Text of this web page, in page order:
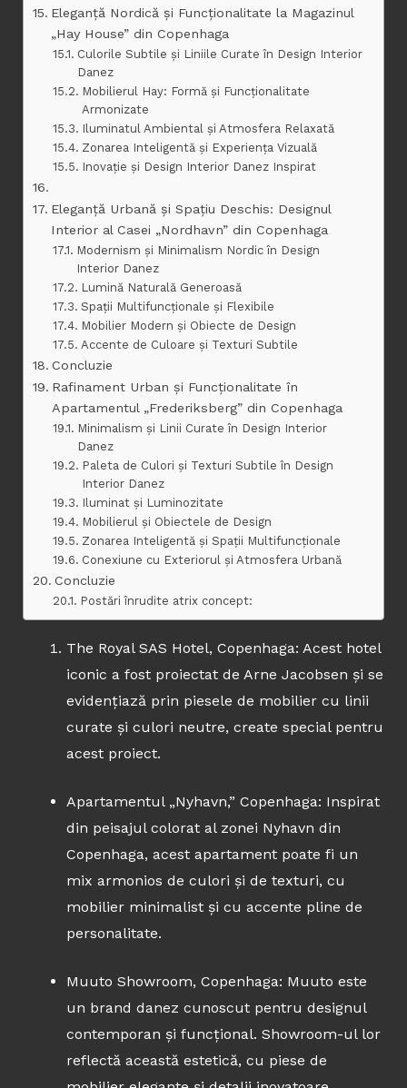
Eleganță Nordică și Funcționalitate la Magazinul
„Hay House” din Copenhaga
Culorile Subtile și Liniile Curate în Design Interior
Danez
Mobilierul Hay: Formă și Funcționalitate
Armonizate
Iluminatul Ambiental și Atmosfera Relaxată
Zonarea Inteligentă și Experiența Vizuală
Inovație și Design Interior Danez Inspirat
Eleganță Urbană și Spațiu Deschis: Designul
Interior al Casei „Nordhavn” din Copenhaga
Modernism și Minimalism Nordic în Design
Interior Danez
Lumină Naturală Generoasă
Spații Multifuncționale și Flexibile
Mobilier Modern și Obiecte de Design
Accente de Culoare și Texturi Subtile
Concluzie
Rafinament Urban și Funcționalitate în
Apartamentul „Frederiksberg” din Copenhaga
Minimalism și Linii Curate în Design Interior
Danez
Paleta de Culori și Texturi Subtile în Design
Interior Danez
Iluminat și Luminozitate
Mobilierul și Obiectele de Design
Zonarea Inteligentă și Spații Multifuncționale
Conexiune cu Exteriorul și Atmosfera Urbană
Concluzie
Postări înrudite atrix concept:
The Royal SAS Hotel, Copenhaga: Acest hotel
iconic a fost proiectat de Arne Jacobsen și se
evidențiază prin piesele de mobilier cu linii
curate și culori neutre, create special pentru
acest proiect.
Apartamentul „Nyhavn,” Copenhaga: Inspirat
din peisajul colorat al zonei Nyhavn din
Copenhaga, acest apartament poate fi un
mix armonios de culori și de texturi, cu
mobilier minimalist și cu accente pline de
personalitate.
Muuto Showroom, Copenhaga: Muuto este
un brand danez cunoscut pentru designul
contemporan și funcțional. Showroom-ul lor
reflectă această estetică, cu piese de